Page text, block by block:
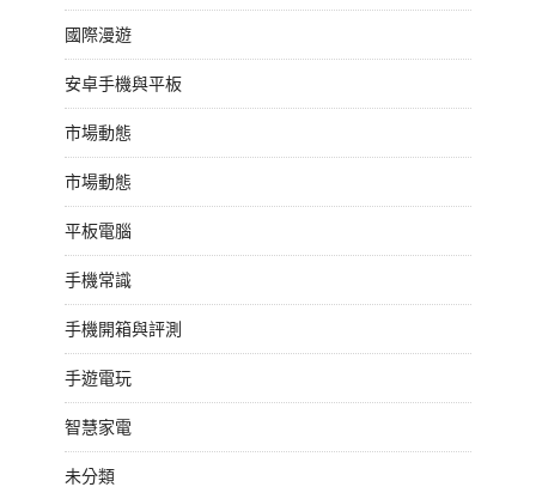
國際漫遊
安卓手機與平板
市場動態
市場動態
平板電腦
手機常識
手機開箱與評測
手遊電玩
智慧家電
未分類